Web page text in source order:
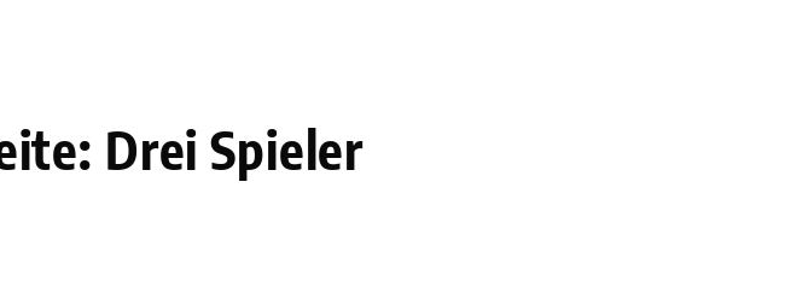
Drei Spieler